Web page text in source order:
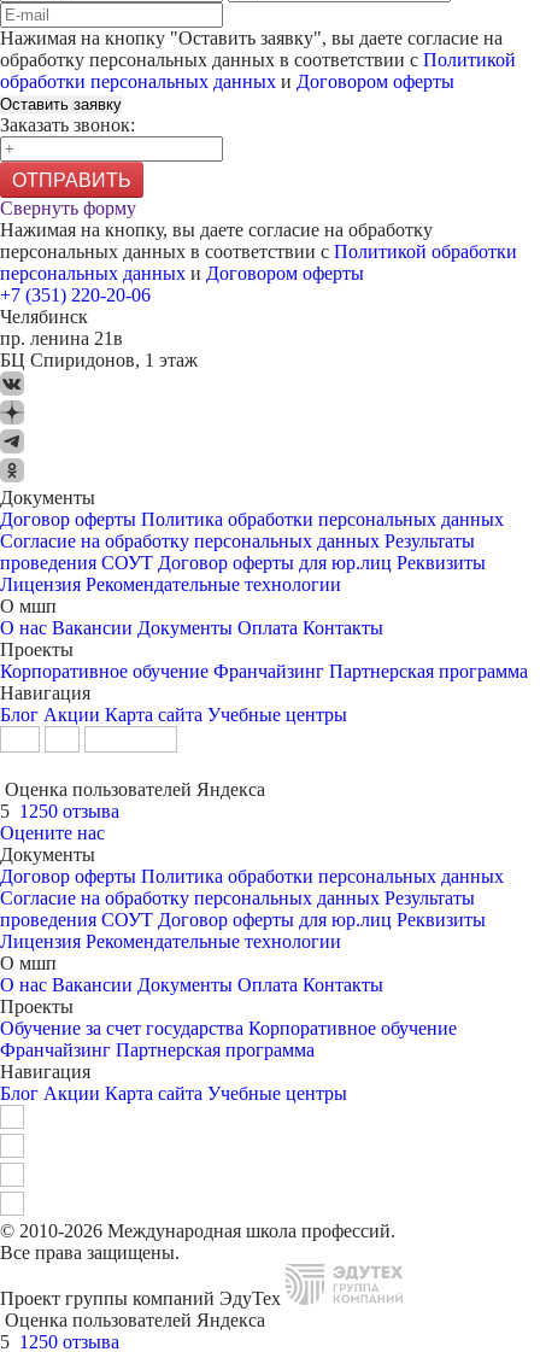
Нажимая на кнопку "Оставить заявку", вы даете согласие на
обработку персональных данных в соответствии с Политикой
обработки персональных данных и Договором оферты
Оставить заявку
Заказать звонок:
ОТПРАВИТЬ
Свернуть форму
Нажимая на кнопку, вы даете согласие на обработку
персональных данных в соответствии с Политикой обработки
персональных данных и Договором оферты
+7 (351) 220-20-06
Челябинск
пр. ленина 21в
БЦ Спиридонов, 1 этаж
Документы
Договор оферты Политика обработки персональных данных
Согласие на обработку персональных данных Результаты
проведения СОУТ Договор оферты для юр.лиц Реквизиты
Лицензия Рекомендательные технологии
О мшп
О нас Вакансии Документы Оплата Контакты
Проекты
Корпоративное обучение Франчайзинг Партнерская программа
Навигация
Блог Акции Карта сайта Учебные центры
Оценка пользователей Яндекса
5 1250 отзыва
Оцените нас
Документы
Договор оферты Политика обработки персональных данных
Согласие на обработку персональных данных Результаты
проведения СОУТ Договор оферты для юр.лиц Реквизиты
Лицензия Рекомендательные технологии
О мшп
О нас Вакансии Документы Оплата Контакты
Проекты
Обучение за счет государства Корпоративное обучение
Франчайзинг Партнерская программа
Навигация
Блог Акции Карта сайта Учебные центры
© 2010-2026 Международная школа профессий.
Все права защищены.
Проект группы компаний ЭдуТех
Оценка пользователей Яндекса
5 1250 отзыва